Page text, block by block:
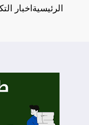
الرئيسية اخبار